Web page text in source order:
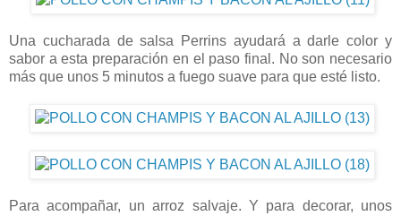
Una cucharada de salsa Perrins ayudará a darle color y
sabor a esta preparación en el paso final. No son necesario
más que unos 5 minutos a fuego suave para que esté listo.
Para acompañar, un arroz salvaje. Y para decorar, unos